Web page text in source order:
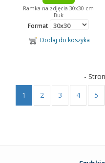
Ramka na zdjęcia 30x30 cm
Buk
Format
Dodaj do koszyka
-
1
2 3 4 5